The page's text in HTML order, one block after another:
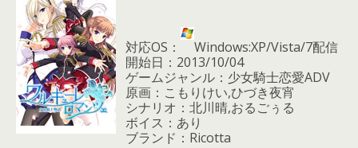
対応OS：
Windows:XP/Vista/7配信
開始日：2013/10/04
ゲームジャンル：少女騎士恋愛ADV
原画：こもりけい,ひづき夜宵
シナリオ：北川晴,おるごぅる
ボイス：あり
ブランド：Ricotta